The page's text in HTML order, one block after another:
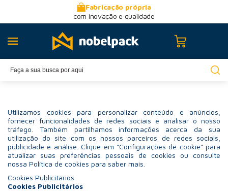
Fabricação própria
com inovação e qualidade
Utilizamos cookies para personalizar conteúdo e anúncios,
fornecer funcionalidades de redes sociais e analisar o nosso
tráfego. Também partilhamos informações acerca da sua
utilização do site com os nossos parceiros de redes sociais,
publicidade e análise. Clique em "Configurações de cookie" para
atualizar suas preferências pessoais de cookies ou consulte
nossa Política de cookies para saber mais.
Cookies Publicitários
Cookies Publicitários